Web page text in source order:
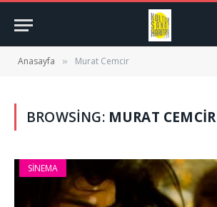
Anasayfa » Murat Cemcir
BROWSING: MURAT CEMCIR
SINEMA